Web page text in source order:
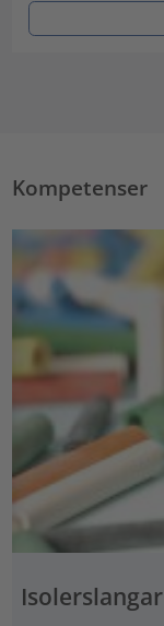
Kompetenser
Isolerslangar